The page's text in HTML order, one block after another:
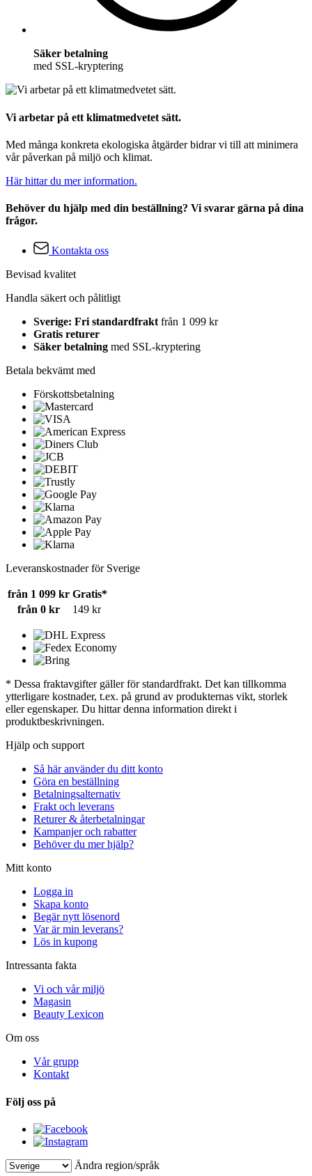
Säker betalning
med SSL-kryptering
Vi arbetar på ett klimatmedvetet sätt.
Med många konkreta ekologiska åtgärder bidrar vi till att minimera
vår påverkan på miljö och klimat.
Här hittar du mer information.
Behöver du hjälp med din beställning? Vi svarar gärna på dina
frågor.
Kontakta oss
Bevisad kvalitet
Handla säkert och pålitligt
Sverige: Fri standardfraktfrån 1 099 kr
Gratis returer
Säker betalning med SSL-kryptering
Betala bekvämt med
Förskottsbetalning
Leveranskostnader för Sverige
från 1 099 kr Gratis*
från 0 kr
149 kr
* Dessa fraktavgifter gäller för standardfrakt. Det kan tillkomma
ytterligare kostnader, t.ex. på grund av produkternas vikt, storlek
eller egenskaper. Du hittar denna information direkt i
produktbeskrivningen.
Hjälp och support
Så här använder du ditt konto
Göra en beställning
Betalningsalternativ
Frakt och leverans
Returer & återbetalningar
Kampanjer och rabatter
Behöver du mer hjälp?
Mitt konto
Logga in
Skapa konto
Begär nytt lösenord
Var är min leverans?
Lös in kupong
Intressanta fakta
Vi och vår miljö
Magasin
Beauty Lexicon
Om oss
Vår grupp
Kontakt
Följ oss på
Ändra region/språk